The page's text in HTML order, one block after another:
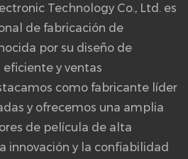
Technology Co., Ltd. es
de fabricación de
por su diseño de
y ventas
como fabricante líder
y ofrecemos una amplia
de película de alta
innovación y la confiabilidad